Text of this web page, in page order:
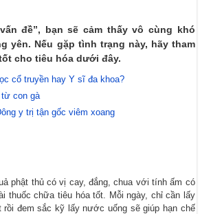
đề”, bạn sẽ cảm thấy vô cùng khó
yên. Nếu gặp tình trạng này, hãy tham
cho tiêu hóa dưới đây.
cổ truyền hay Y sĩ đa khoa?
con gà
y trị tận gốc viêm xoang
phật thủ có vị cay, đắng, chua với tính ấm có
thuốc chữa tiêu hóa tốt. Mỗi ngày, chỉ cần lấy
đem sắc kỹ lấy nước uống sẽ giúp hạn chế